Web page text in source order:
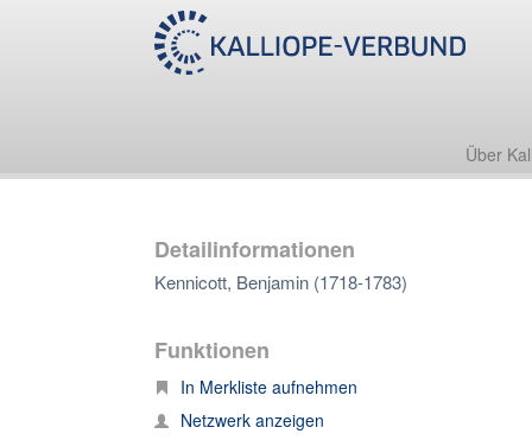
Über
Detailinformationen
Kennicott, Benjamin (1718-1783)
Funktionen
In Merkliste aufnehmen
Netzwerk anzeigen